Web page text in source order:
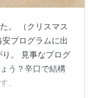
。 （クリスマス
プログラムに出
。 見事なプログ
う？辛口で結構
。